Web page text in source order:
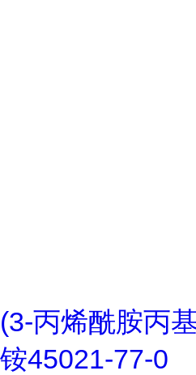
(3-丙烯酰胺丙
铵45021-77-0